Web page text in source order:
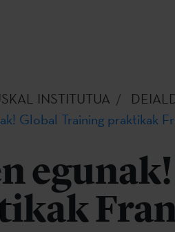
INSTITUTUA
Global Training praktikak